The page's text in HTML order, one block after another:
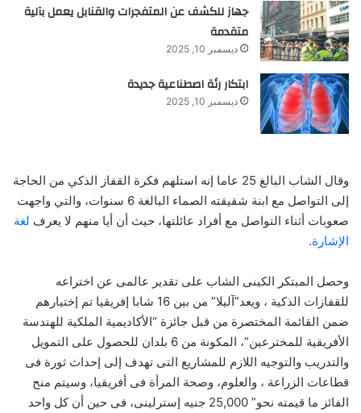
جهاز للكشف عن المتفجرات والقنابل يعمل بآلية
متقدمة
ديسمبر 10, 2025
ابتكار رئة اصطناعية جديدة
ديسمبر 10, 2025
وقال الشاب البالغ 25 عاما إنه استلهم فكرة القفاز الذكي من الحاجة
إلى التواصل مع ابنة شقيقته الصماء البالغة 6 سنوات، والتي واجهت
صعوبات أثناء التواصل مع أفراد عائلتها، حيث أن أيا منهم لا يعرف لغة
الإشارة.
وحصل المبتكر الكينى الشاب على تقدير عالمى عن اختراعه
للقفازات الذكية ، ويعد”آليلا” من بين 16 شابا إفريقيا تم إختيارهم
ضمن القائمة المختصرة من قبل جائزة “الأكاديمية الملكية للهندسة
الأفريقية للمخترعين”، المكونة من 6 بلدان للحصول على التمويل
والتدريب والتوجيه اللازم للمشاريع التى تهدف إلى إحداث ثورة فى
قطاعات الزراعة ، والعلوم، وصحة المرأة فى أفريقيا، وسيتم منح
الفائز ما قيمته نحو” 25,000 جنيه إسترلينى، فى حين أن كل واحد